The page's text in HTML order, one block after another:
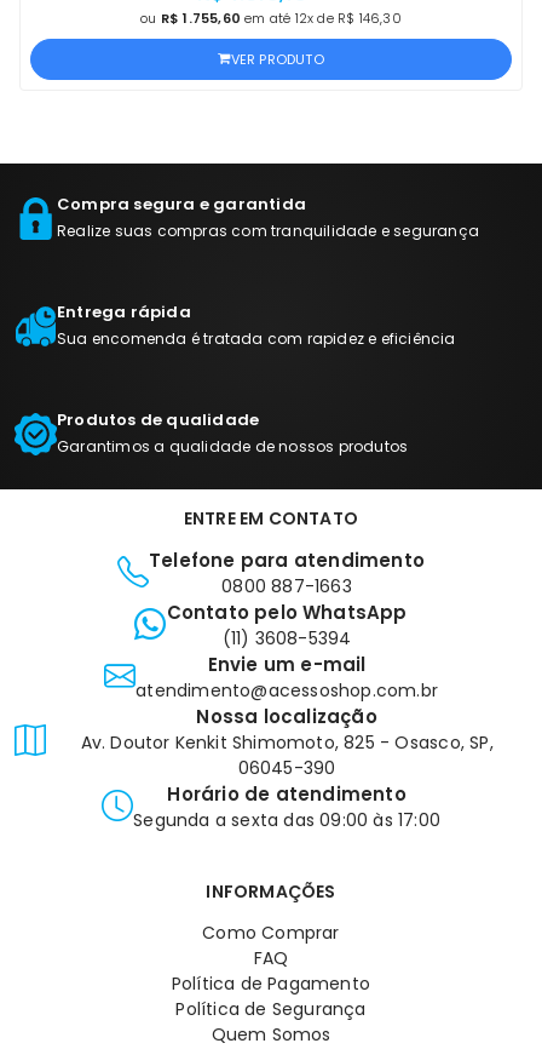
ou R$ 1.755,60 em até 12x de R$ 146,30
VER PRODUTO
Compra segura e garantida
Realize suas compras com tranquilidade e segurança
Entrega rápida
Sua encomenda é tratada com rapidez e eficiência
Produtos de qualidade
Garantimos a qualidade de nossos produtos
ENTRE EM CONTATO
Telefone para atendimento
0800 887-1663
Contato pelo WhatsApp
(11) 3608-5394
Envie um e-mail
atendimento@acessoshop.com.br
Nossa localização
Av. Doutor Kenkit Shimomoto, 825 - Osasco, SP,
06045-390
Horário de atendimento
Segunda a sexta das 09:00 às 17:00
INFORMAÇÕES
Como Comprar
FAQ
Política de Pagamento
Política de Segurança
Quem Somos